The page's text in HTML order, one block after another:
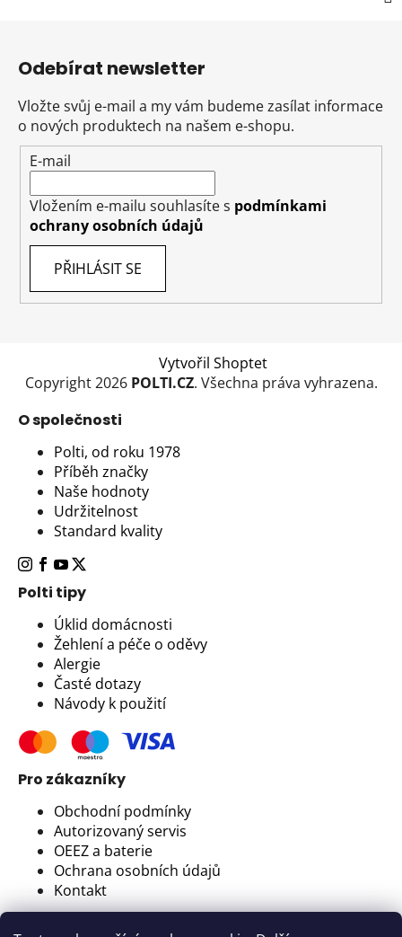
Odebírat newsletter
Vložte svůj e-mail a my vám budeme zasílat informace
o nových produktech na našem e-shopu.
E-mail
Vložením e-mailu souhlasíte s podmínkami
ochrany osobních údajů
PŘIHLÁSIT SE
Vytvořil Shoptet
Copyright 2026 POLTI.CZ. Všechna práva vyhrazena.
O společnosti
Polti, od roku 1978
Příběh značky
Naše hodnoty
Udržitelnost
Standard kvality
Polti tipy
Úklid domácnosti
Žehlení a péče o oděvy
Alergie
Časté dotazy
Návody k použití
Pro zákazníky
Obchodní podmínky
Autorizovaný servis
OEEZ a baterie
Ochrana osobních údajů
Kontakt
Newsletter